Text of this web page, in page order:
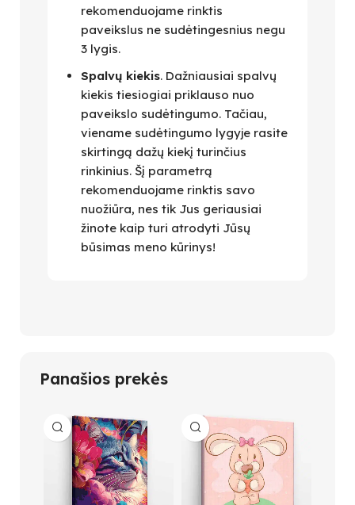
rekomenduojame rinktis
paveikslus ne sudėtingesnius negu
3 lygis.
Spalvų kiekis. Dažniausiai spalvų
kiekis tiesiogiai priklauso nuo
paveikslo sudėtingumo. Tačiau,
viename sudėtingumo lygyje rasite
skirtingą dažų kiekį turinčius
rinkinius. Šį parametrą
rekomenduojame rinktis savo
nuožiūra, nes tik Jus geriausiai
žinote kaip turi atrodyti Jūsų
būsimas meno kūrinys!
Panašios prekės